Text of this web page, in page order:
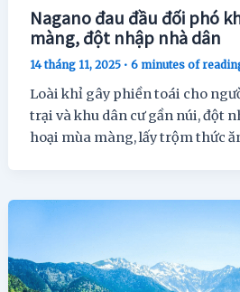
Nagano đau đầu đối phó
màng, đột nhập nhà dân
14 tháng 11, 2025 •6 minutes of
Loài khỉ gây phiền toái cho
trại và khu dân cư gần núi, đột
hoại mùa màng, lấy trộm thức